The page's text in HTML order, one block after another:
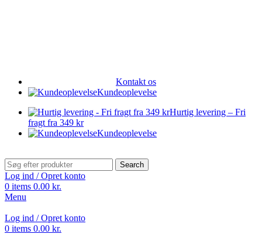
Kontakt os
Kundeoplevelse
Hurtig levering – Fri
fragt fra 349 kr
Kundeoplevelse
Search
Log ind / Opret konto
0 items 0.00 kr.
Menu
Log ind / Opret konto
0 items 0.00 kr.